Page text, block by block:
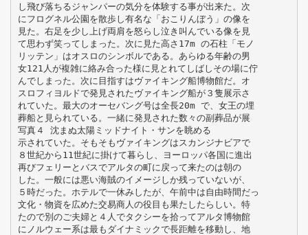
し飛び落ちるジャンパーの気分を体験する事が出来た。次
にフログネル公園を散歩し有名な「おこりんぼう」の像を
見た。右足を少し上げ両肩を怒らし泣き叫んでいる像を見
て思わず笑ってしまった。次に見た高さ17m の石柱「モノ
リッテン」はオスロのシンボルである。あらゆる年齢の男
女121人が複雑に絡み合った様に見とれてしばしその場に佇
んでしまった。次に目指すはヴァイキング船博物館だ。オ
スロフィヨルドで発見されたヴァイキング船が３隻展示さ
れていた。最大のオーセバング号は全長20m で、女王の埋
葬船と見られている。一緒に発見された数々の副葬品が展
写真４ 沈まぬ太陽ミッドナイト・サンを眺める
示されていた。そもそもヴァイキングはスカンジナビアで
８世紀から11世紀に掛けて暮らし、ヨーロッパ各国に進出
再びフェリーとバスでアルタの町に戻って来たのは朝の
した。一般には悪い海賊のイメージしか残っていないが、
５時だった。ホテルで一休みしたが、午前中は自由時間だっ
文化・物資を広めた交易商人の役目も果たしたらしい。特
たので別のご夫婦と４人でタクシーを拾ってアルタ博物館
にノルウェー系は最もダイナミックで長距離を移動し、地